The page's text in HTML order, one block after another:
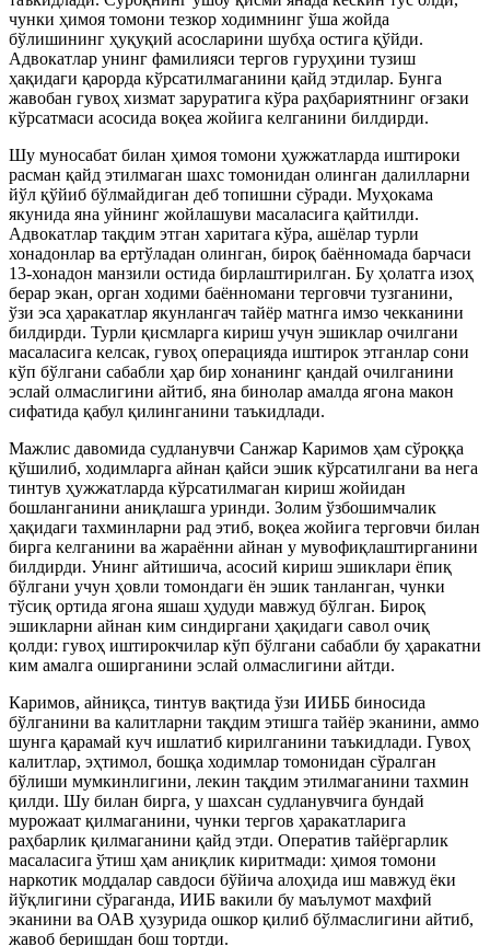
чунки ҳимоя томони тезкор ходимнинг ўша жойда
бўлишининг ҳуқуқий асосларини шубҳа остига қўйди.
Адвокатлар унинг фамилияси тергов гуруҳини тузиш
ҳақидаги қарорда кўрсатилмаганини қайд этдилар. Бунга
жавобан гувоҳ хизмат заруратига кўра раҳбариятнинг оғзаки
кўрсатмаси асосида воқеа жойига келганини билдирди.
Шу муносабат билан ҳимоя томони ҳужжатларда иштироки
расман қайд этилмаган шахс томонидан олинган далилларни
йўл қўйиб бўлмайдиган деб топишни сўради. Муҳокама
якунида яна уйнинг жойлашуви масаласига қайтилди.
Адвокатлар тақдим этган харитага кўра, ашёлар турли
хонадонлар ва ертўладан олинган, бироқ баённомада барчаси
13-хонадон манзили остида бирлаштирилган. Бу ҳолатга изоҳ
берар экан, орган ходими баённомани терговчи тузганини,
ўзи эса ҳаракатлар якунлангач тайёр матнга имзо чекканини
билдирди. Турли қисмларга кириш учун эшиклар очилгани
масаласига келсак, гувоҳ операцияда иштирок этганлар сони
кўп бўлгани сабабли ҳар бир хонанинг қандай очилганини
эслай олмаслигини айтиб, яна бинолар амалда ягона макон
сифатида қабул қилинганини таъкидлади.
Мажлис давомида судланувчи Санжар Каримов ҳам сўроққа
қўшилиб, ходимларга айнан қайси эшик кўрсатилгани ва нега
тинтув ҳужжатларда кўрсатилмаган кириш жойидан
бошланганини аниқлашга уринди. Золим ўзбошимчалик
ҳақидаги тахминларни рад этиб, воқеа жойига терговчи билан
бирга келганини ва жараённи айнан у мувофиқлаштирганини
билдирди. Унинг айтишича, асосий кириш эшиклари ёпиқ
бўлгани учун ҳовли томондаги ён эшик танланган, чунки
тўсиқ ортида ягона яшаш ҳудуди мавжуд бўлган. Бироқ
эшикларни айнан ким синдиргани ҳақидаги савол очиқ
қолди: гувоҳ иштирокчилар кўп бўлгани сабабли бу ҳаракатни
ким амалга оширганини эслай олмаслигини айтди.
Каримов, айниқса, тинтув вақтида ўзи ИИББ биносида
бўлганини ва калитларни тақдим этишга тайёр эканини, аммо
шунга қарамай куч ишлатиб кирилганини таъкидлади. Гувоҳ
калитлар, эҳтимол, бошқа ходимлар томонидан сўралган
бўлиши мумкинлигини, лекин тақдим этилмаганини тахмин
қилди. Шу билан бирга, у шахсан судланувчига бундай
мурожаат қилмаганини, чунки тергов ҳаракатларига
раҳбарлик қилмаганини қайд этди. Оператив тайёргарлик
масаласига ўтиш ҳам аниқлик киритмади: ҳимоя томони
наркотик моддалар савдоси бўйича алоҳида иш мавжуд ёки
йўқлигини сўраганда, ИИБ вакили бу маълумот махфий
эканини ва ОАВ ҳузурида ошкор қилиб бўлмаслигини айтиб,
жавоб беришдан бош тортди.